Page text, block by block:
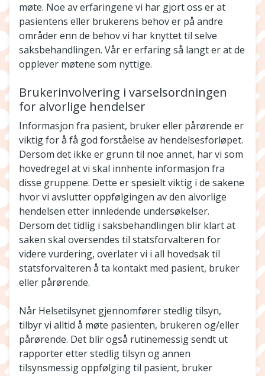
møte. Noe av erfaringene vi har gjort oss er at
pasientens eller brukerens behov er på andre
områder enn de behov vi har knyttet til selve
saksbehandlingen. Vår er erfaring så langt er at de
opplever møtene som nyttige.
Brukerinvolvering i varselsordningen
for alvorlige hendelser
Informasjon fra pasient, bruker eller pårørende er
viktig for å få god forståelse av hendelsesforløpet.
Dersom det ikke er grunn til noe annet, har vi som
hovedregel at vi skal innhente informasjon fra
disse gruppene. Dette er spesielt viktig i de sakene
hvor vi avslutter oppfølgingen av den alvorlige
hendelsen etter innledende undersøkelser.
Dersom det tidlig i saksbehandlingen blir klart at
saken skal oversendes til statsforvalteren for
videre vurdering, overlater vi i all hovedsak til
statsforvalteren å ta kontakt med pasient, bruker
eller pårørende.
Når Helsetilsynet gjennomfører stedlig tilsyn,
tilbyr vi alltid å møte pasienten, brukeren og/eller
pårørende. Det blir også rutinemessig sendt ut
rapporter etter stedlig tilsyn og annen
tilsynsmessig oppfølging til pasient, bruker